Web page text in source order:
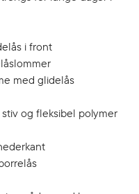
i front
med glidelås
og fleksibel polymer